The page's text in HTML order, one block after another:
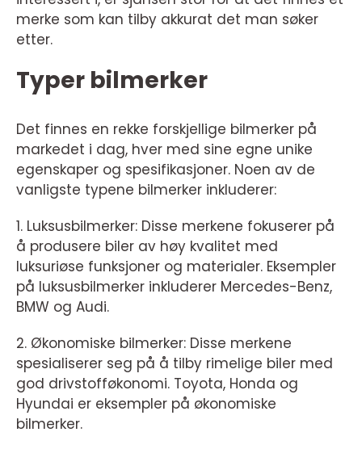
merke som kan tilby akkurat det man søker
etter.
Typer bilmerker
Det finnes en rekke forskjellige bilmerker på
markedet i dag, hver med sine egne unike
egenskaper og spesifikasjoner. Noen av de
vanligste typene bilmerker inkluderer:
1. Luksusbilmerker: Disse merkene fokuserer på
å produsere biler av høy kvalitet med
luksuriøse funksjoner og materialer. Eksempler
på luksusbilmerker inkluderer Mercedes-Benz,
BMW og Audi.
2. Økonomiske bilmerker: Disse merkene
spesialiserer seg på å tilby rimelige biler med
god drivstofføkonomi. Toyota, Honda og
Hyundai er eksempler på økonomiske
bilmerker.